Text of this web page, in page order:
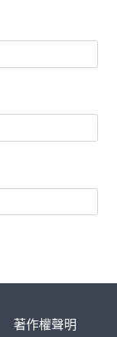
著作權聲明